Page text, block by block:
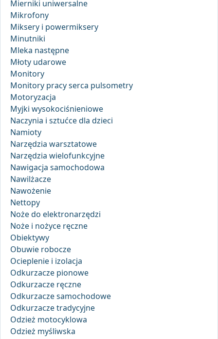
Mierniki uniwersalne
Mikrofony
Miksery i powermiksery
Minutniki
Mleka następne
Młoty udarowe
Monitory
Monitory pracy serca pulsometry
Motoryzacja
Myjki wysokociśnieniowe
Naczynia i sztućce dla dzieci
Namioty
Narzędzia warsztatowe
Narzędzia wielofunkcyjne
Nawigacja samochodowa
Nawilżacze
Nawożenie
Nettopy
Noże do elektronarzędzi
Noże i nożyce ręczne
Obiektywy
Obuwie robocze
Ocieplenie i izolacja
Odkurzacze pionowe
Odkurzacze ręczne
Odkurzacze samochodowe
Odkurzacze tradycyjne
Odzież motocyklowa
Odzież myśliwska